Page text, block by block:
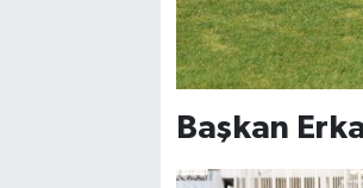
Başkan